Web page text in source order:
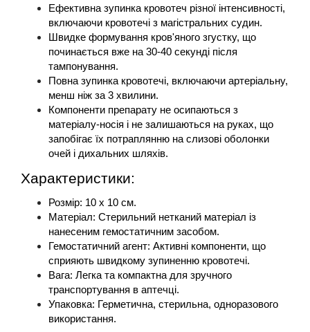
Ефективна зупинка кровотеч різної інтенсивності,
включаючи кровотечі з магістральних судин.
Швидке формування кров'яного згустку, що
починається вже на 30-40 секунді після
тампонування.
Повна зупинка кровотечі, включаючи артеріальну,
менш ніж за 3 хвилини.
Компоненти препарату не осипаються з
матеріалу-носія і не залишаються на руках, що
запобігає їх потраплянню на слизові оболонки
очей і дихальних шляхів.
Характеристики:
Розмір: 10 х 10 см.
Матеріал: Стерильний нетканий матеріал із
нанесеним гемостатичним засобом.
Гемостатичний агент: Активні компоненти, що
сприяють швидкому зупиненню кровотечі.
Вага: Легка та компактна для зручного
транспортування в аптечці.
Упаковка: Герметична, стерильна, одноразового
використання.